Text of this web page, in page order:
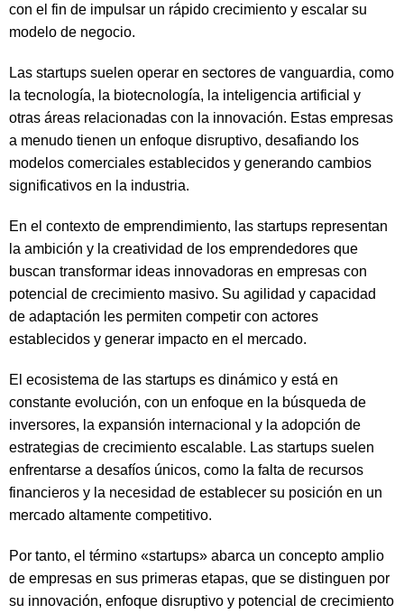
con el fin de impulsar un rápido crecimiento y escalar su
modelo de negocio.
Las startups suelen operar en sectores de vanguardia, como
la tecnología, la biotecnología, la inteligencia artificial y
otras áreas relacionadas con la innovación. Estas empresas
a menudo tienen un enfoque disruptivo, desafiando los
modelos comerciales establecidos y generando cambios
significativos en la industria.
En el contexto de emprendimiento, las startups representan
la ambición y la creatividad de los emprendedores que
buscan transformar ideas innovadoras en empresas con
potencial de crecimiento masivo. Su agilidad y capacidad
de adaptación les permiten competir con actores
establecidos y generar impacto en el mercado.
El ecosistema de las startups es dinámico y está en
constante evolución, con un enfoque en la búsqueda de
inversores, la expansión internacional y la adopción de
estrategias de crecimiento escalable. Las startups suelen
enfrentarse a desafíos únicos, como la falta de recursos
financieros y la necesidad de establecer su posición en un
mercado altamente competitivo.
Por tanto, el término «startups» abarca un concepto amplio
de empresas en sus primeras etapas, que se distinguen por
su innovación, enfoque disruptivo y potencial de crecimiento